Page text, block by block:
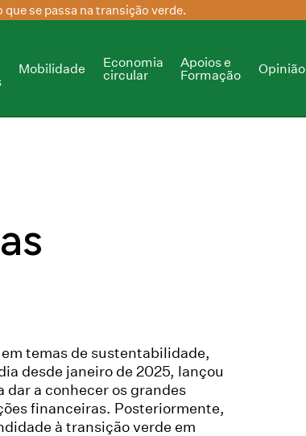
se passa na transição verde.
Mobilidade
Economia
circular
Apoios e
Formação
Opinião
temas de sustentabilidade,
desde janeiro de 2025, lançou
a conhecer os grandes
financeiras. Posteriormente,
à transição verde em